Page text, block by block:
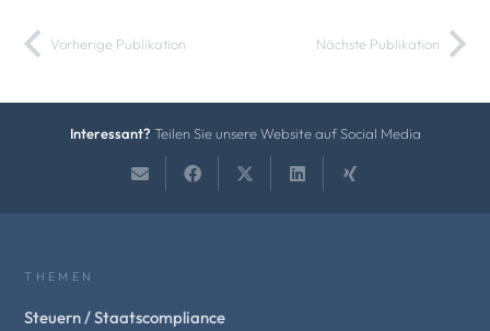
Vorherige Publikation Nächste Publikation
Interessant? Teilen Sie unsere Website auf Social Media
THEMEN
Steuern / Staatscompliance